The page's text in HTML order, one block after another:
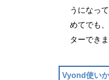
うになっ
めてでも
ターできま
Vyond使い